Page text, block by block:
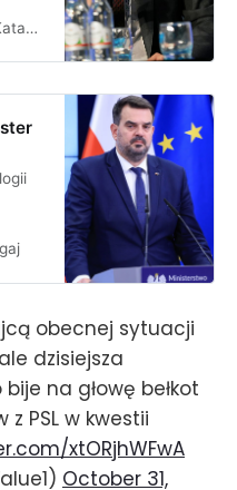
Rochowicz
obecnej sytuacji
dzisiejsza
na głowę bełkot
PSL w kwestii
xtORjhWFwA
October 31,